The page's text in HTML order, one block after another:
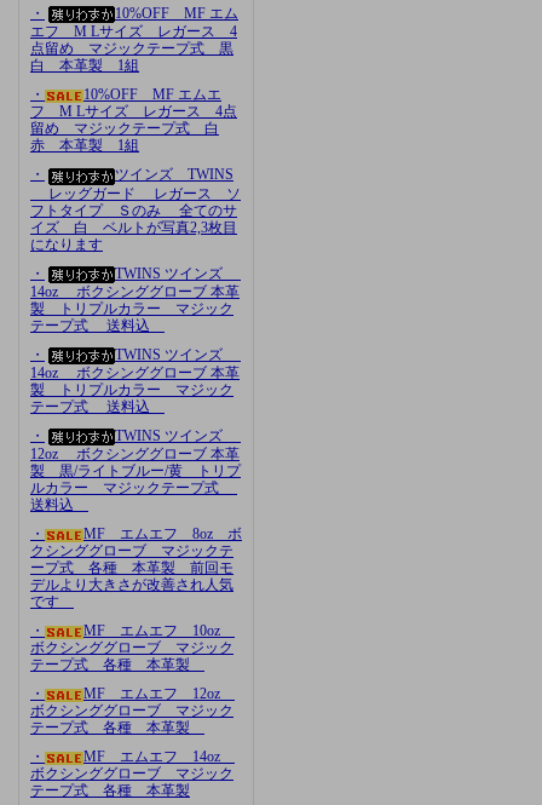
・
10%OFF MF エム
エフ M Lサイズ レガース 4
点留め マジックテープ式 黒
白 本革製 1組
・
10%OFF MF エムエ
フ M Lサイズ レガース 4点
留め マジックテープ式 白
赤 本革製 1組
・
ツインズ TWINS
レッグガード レガース ソ
フトタイプ Ｓのみ 全てのサ
イズ 白 ベルトが写真2,3枚目
になります
・
TWINS ツインズ
14oz ボクシンググローブ 本革
製 トリプルカラー マジック
テープ式 送料込
・
TWINS ツインズ
14oz ボクシンググローブ 本革
製 トリプルカラー マジック
テープ式 送料込
・
TWINS ツインズ
12oz ボクシンググローブ 本革
製 黒/ライトブルー/黄 トリプ
ルカラー マジックテープ式
送料込
・
MF エムエフ 8oz ボ
クシンググローブ マジックテ
ープ式 各種 本革製 前回モ
デルより大きさが改善され人気
です
・
MF エムエフ 10oz
ボクシンググローブ マジック
テープ式 各種 本革製
・
MF エムエフ 12oz
ボクシンググローブ マジック
テープ式 各種 本革製
・
MF エムエフ 14oz
ボクシンググローブ マジック
テープ式 各種 本革製